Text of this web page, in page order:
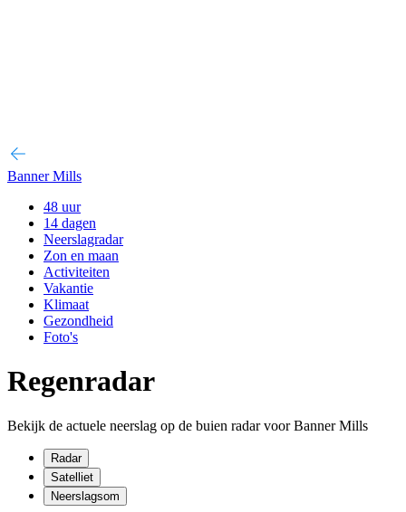
Banner Mills
48 uur
14 dagen
Neerslagradar
Zon en maan
Activiteiten
Vakantie
Klimaat
Gezondheid
Foto's
Regenradar
Bekijk de actuele neerslag op de buien radar voor Banner Mills
Radar
Satelliet
Neerslagsom